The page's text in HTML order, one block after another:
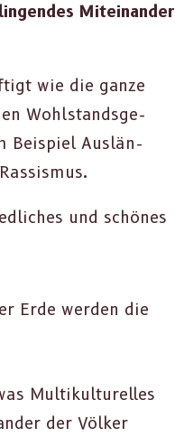
Miteinan­der
wie die ganze
Wohl­stands­ge­
Beispiel Aus­län­
und schönes
Erde wer­den die
Mul­ti­kul­turelles
der Völk­er